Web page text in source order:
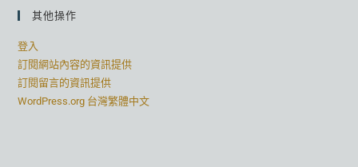
其他操作
登入
訂閱網站內容的資訊提供
訂閱留言的資訊提供
WordPress.org 台灣繁體中文